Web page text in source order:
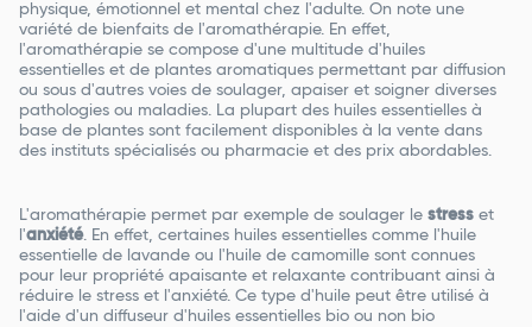
physique, émotionnel et mental chez l'adulte. On note une
variété de bienfaits de l'aromathérapie. En effet,
l'aromathérapie se compose d'une multitude d'huiles
essentielles et de plantes aromatiques permettant par diffusion
ou sous d'autres voies de soulager, apaiser et soigner diverses
pathologies ou maladies. La plupart des huiles essentielles à
base de plantes sont facilement disponibles à la vente dans
des instituts spécialisés ou pharmacie et des prix abordables.
L'aromathérapie permet par exemple de soulager le stress et
l'anxiété. En effet, certaines huiles essentielles comme l'huile
essentielle de lavande ou l'huile de camomille sont connues
pour leur propriété apaisante et relaxante contribuant ainsi à
réduire le stress et l'anxiété. Ce type d'huile peut être utilisé à
l'aide d'un diffuseur d'huiles essentielles bio ou non bio